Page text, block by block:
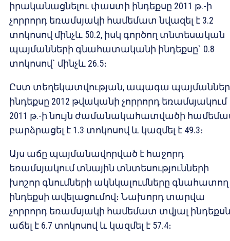
իրականացնելու փաստի ինդեքսը 2011 թ.-ի
չորրորդ եռամսյակի համեմատ նվազել է 3.2
տոկոսով մինչև 50.2, իսկ գործող տնտեսական
պայմանների գնահատականի ինդեքսը` 0.8
տոկոսով` մինչև 26.5։
Ըստ տեղեկատվության, ապագա
ինդեքսը 2012 թվականի չորրորդ եռամսյակում
2011 թ.-ի նույն ժամանակահատվածի
բարձրացել է 1.3 տոկոսով և կազմել է 49.3։
Այս աճը պայմանավորված է հաջորդ
եռամսյակում տնային տնտեսությունների
խոշոր գնումների ակնկալումները գնահատող
ինդեքսի ավելացումով։ Նախորդ տարվա
չորրորդ եռամսյակի համեմատ տվյալ ինդեքսն
աճել է 6.7 տոկոսով և կազմել է 57.4։